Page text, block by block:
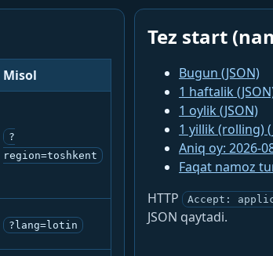
Misol
?
region=toshkent
?lang=lotin
Tez start
Bugun (JSON)
1 haftalik
1 oylik (JSON)
1 yillik (rolling)
Aniq oy: 2026-
Faqat namoz
HTTP
Accept:
JSON qaytadi.